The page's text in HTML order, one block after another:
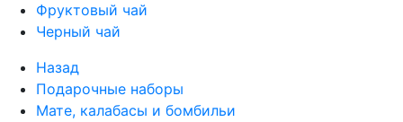
Фруктовый чай
Черный чай
Назад
Подарочные наборы
Мате, калабасы и бомбильи